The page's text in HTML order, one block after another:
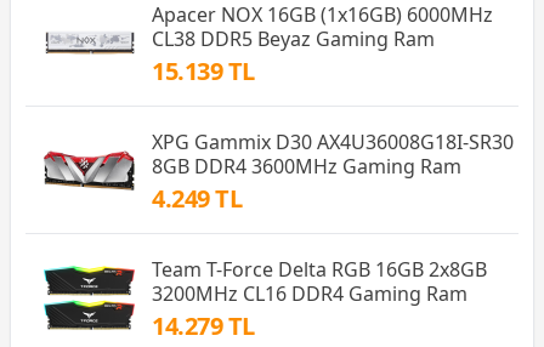
Apacer NOX 16GB (1x16GB) 6000MHz
CL38 DDR5 Beyaz Gaming Ram
15.139 TL
XPG Gammix D30 AX4U36008G18I-SR30
8GB DDR4 3600MHz Gaming Ram
4.249 TL
Team T-Force Delta RGB 16GB 2x8GB
3200MHz CL16 DDR4 Gaming Ram
14.279 TL